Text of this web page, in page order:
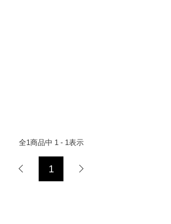
全1商品中 1 - 1表示
1